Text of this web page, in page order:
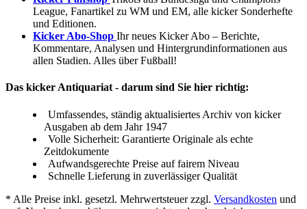
League, Fanartikel zu WM und EM, alle kicker Sonderhefte
und Editionen.
Kicker Abo-Shop Ihr neues Kicker Abo – Berichte,
Kommentare, Analysen und Hintergrundinformationen aus
allen Stadien. Alles über Fußball!
Das kicker Antiquariat - darum sind Sie hier richtig:
Umfassendes, ständig aktualisiertes Archiv von kicker
Ausgaben ab dem Jahr 1947
Volle Sicherheit: Garantierte Originale als echte
Zeitdokumente
Aufwandsgerechte Preise auf fairem Niveau
Schnelle Lieferung in zuverlässiger Qualität
* Alle Preise inkl. gesetzl. Mehrwertsteuer zzgl. Versandkosten und